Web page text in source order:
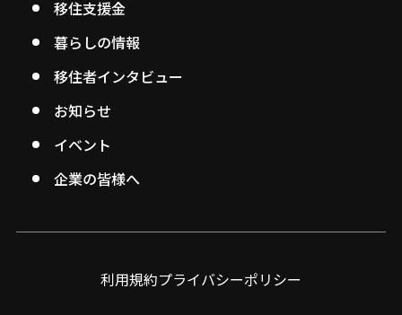
移住支援金
暮らしの情報
移住者インタビュー
お知らせ
イベント
企業の皆様へ
利用規約プライバシーポリシー